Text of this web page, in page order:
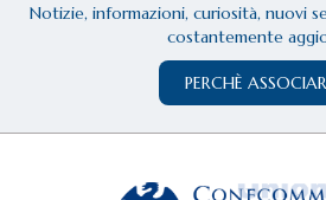
Notizie, informazioni, curiosità, nuovi
costantemente
PERCHÈ